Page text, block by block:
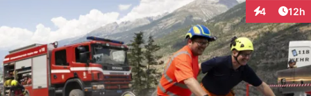
4
Interaktionen
12h